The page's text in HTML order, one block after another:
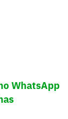
WhatsApp